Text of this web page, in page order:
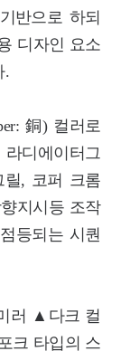
반으로 하되
디자인 요소
.
銅) 컬러로
라디에이터그
릴, 코퍼 크롬
지시등 조작
등되는 시퀀
러 ▲다크 컬
크 타입의 스